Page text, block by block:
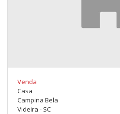
Venda
Casa
Campina Bela
Videira - SC